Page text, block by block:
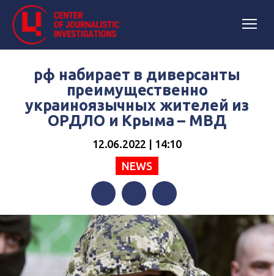
рф набирает в диверсанты
преимущественно
украиноязычных жителей из
ОРДЛО и Крыма – МВД
12.06.2022 | 14:10
NEWS
FacebookTwitterTelegram